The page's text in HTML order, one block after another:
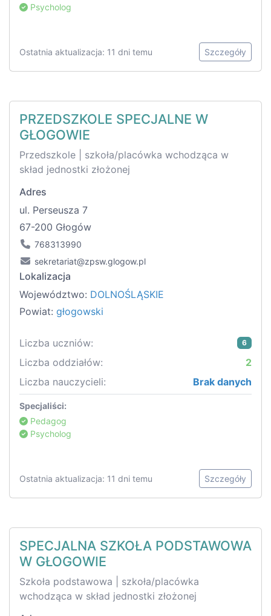
Psycholog
Ostatnia aktualizacja: 11 dni temu Szczegóły
PRZEDSZKOLE SPECJALNE W
GŁOGOWIE
Przedszkole | szkoła/placówka wchodząca w
skład jednostki złożonej
Adres
ul. Perseusza 7
67-200 Głogów
768313990
sekretariat@zpsw.glogow.pl
Lokalizacja
Województwo: DOLNOŚLĄSKIE
Powiat: głogowski
Liczba uczniów: 6
Liczba oddziałów:
2
Liczba nauczycieli:
Brak danych
Specjaliści:
Pedagog
Psycholog
Ostatnia aktualizacja: 11 dni temu Szczegóły
SPECJALNA SZKOŁA PODSTAWOWA
W GŁOGOWIE
Szkoła podstawowa | szkoła/placówka
wchodząca w skład jednostki złożonej